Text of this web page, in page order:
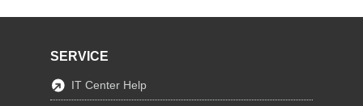
SERVICE
IT Center Help